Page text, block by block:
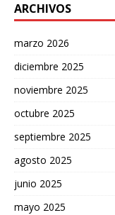
ARCHIVOS
marzo 2026
diciembre 2025
noviembre 2025
octubre 2025
septiembre 2025
agosto 2025
junio 2025
mayo 2025